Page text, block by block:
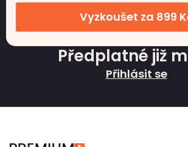
Vyzkoušet za 899
Předplatné již
Přihlásit se